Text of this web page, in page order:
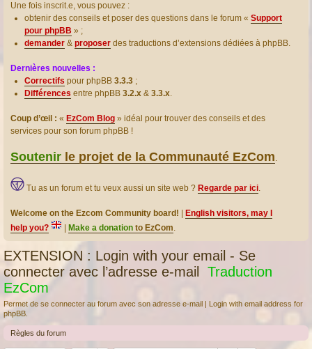
Une fois inscrit.e, vous pouvez :
obtenir des conseils et poser des questions dans le forum « Support
pour phpBB » ;
demander & proposer des traductions d’extensions dédiées à phpBB.
Dernières nouvelles :
Correctifs pour phpBB 3.3.3 ;
Différences entre phpBB 3.2.x & 3.3.x.
Coup d’œil : « EzCom Blog » idéal pour trouver des conseils et des
services pour son forum phpBB !
Soutenir le projet de la Communauté EzCom.
Tu as un forum et tu veux aussi un site web ? Regarde par ici.
Welcome on the Ezcom Community board!
English visitors, may I
help you?
Make a donation to EzCom.
EXTENSION : Login with your email - Se
connecter avec l’adresse e-mail
Traduction
EzCom
Permet de se connecter au forum avec son adresse e-mail | Login with email address for
phpBB.
Règles du forum